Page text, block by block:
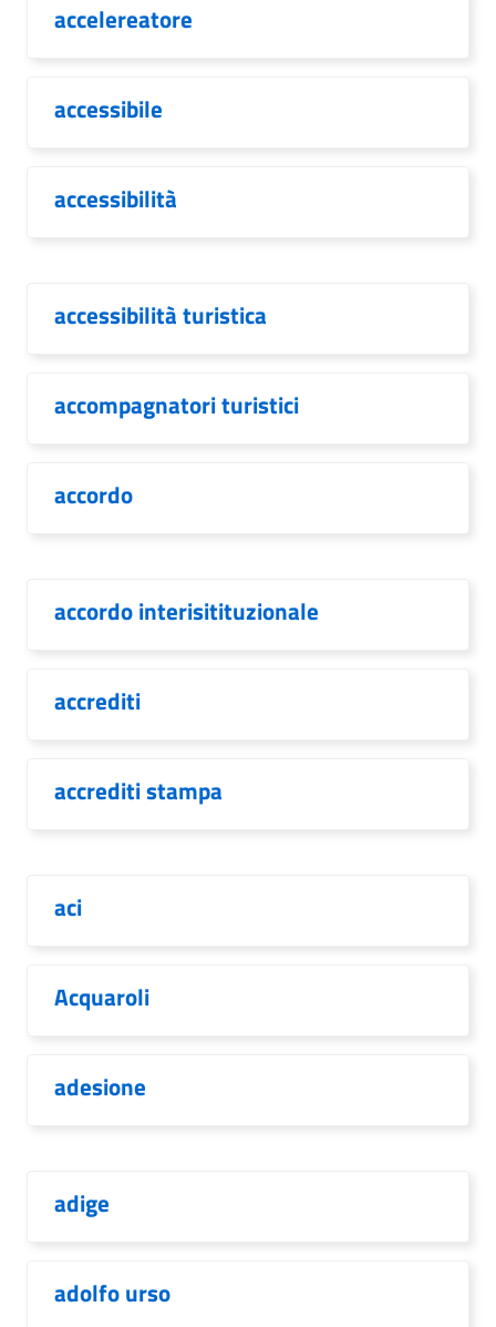
accelereatore
accessibile
accessibilità
accessibilità turistica
accompagnatori turistici
accordo
accordo interisitituzionale
accrediti
accrediti stampa
aci
Acquaroli
adesione
adige
adolfo urso